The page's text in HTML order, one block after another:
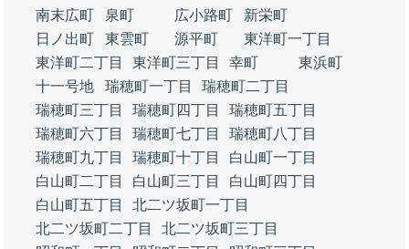
南末広町
泉町 広小路町
新栄町
日ノ出町
東雲町 源平町
東洋町一丁目
東洋町二丁目
東洋町三丁目 幸町
東浜町
十一号地
瑞穂町一丁目
瑞穂町二丁目
瑞穂町三丁目
瑞穂町四丁目
瑞穂町五丁目
瑞穂町六丁目
瑞穂町七丁目
瑞穂町八丁目
瑞穂町九丁目
瑞穂町十丁目
白山町一丁目
白山町二丁目
白山町三丁目
白山町四丁目
白山町五丁目
北二ツ坂町一丁目
北二ツ坂町二丁目
北二ツ坂町三丁目